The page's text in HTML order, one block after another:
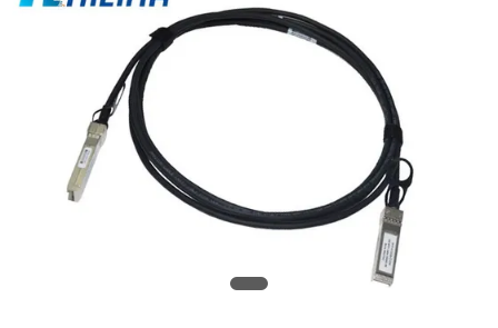
LES
AFFAIRES
DEMANDEZ
UN DEVIS